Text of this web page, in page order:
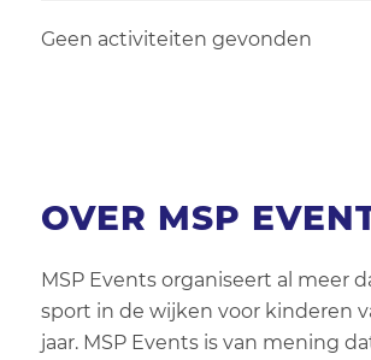
Filter resetten
Activiteit
Leeftijd
Geslacht
Geen activiteiten gevonden
OVER MSP
MSP Events organiseert al meer
sport in de wijken voor kinderen
jaar. MSP Events is van mening